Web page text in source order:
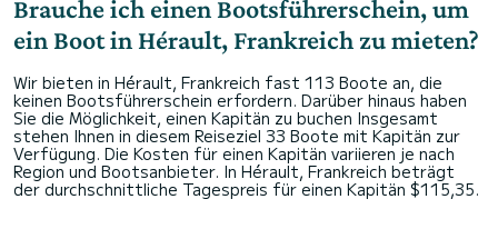
Brauche ich einen Bootsführerschein, um
ein Boot in Hérault, Frankreich zu mieten?
Wir bieten in Hérault, Frankreich fast 113 Boote an, die
keinen Bootsführerschein erfordern. Darüber hinaus haben
Sie die Möglichkeit, einen Kapitän zu buchen Insgesamt
stehen Ihnen in diesem Reiseziel 33 Boote mit Kapitän zur
Verfügung. Die Kosten für einen Kapitän variieren je nach
Region und Bootsanbieter. In Hérault, Frankreich beträgt
der durchschnittliche Tagespreis für einen Kapitän $115,35.